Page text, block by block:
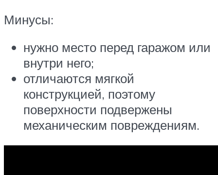
Минусы:
нужно место перед гаражом или
внутри него;
отличаются мягкой
конструкцией, поэтому
поверхности подвержены
механическим повреждениям.